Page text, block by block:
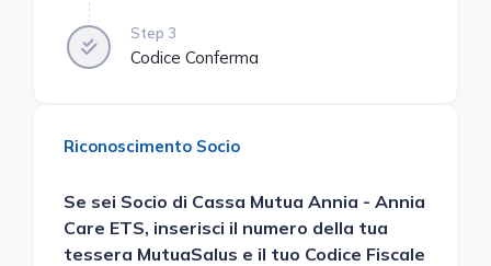
Step 3
Codice Conferma
Riconoscimento Socio
Se sei Socio di Cassa Mutua Annia - Annia
Care ETS, inserisci il numero della tua
tessera MutuaSalus e il tuo Codice Fiscale